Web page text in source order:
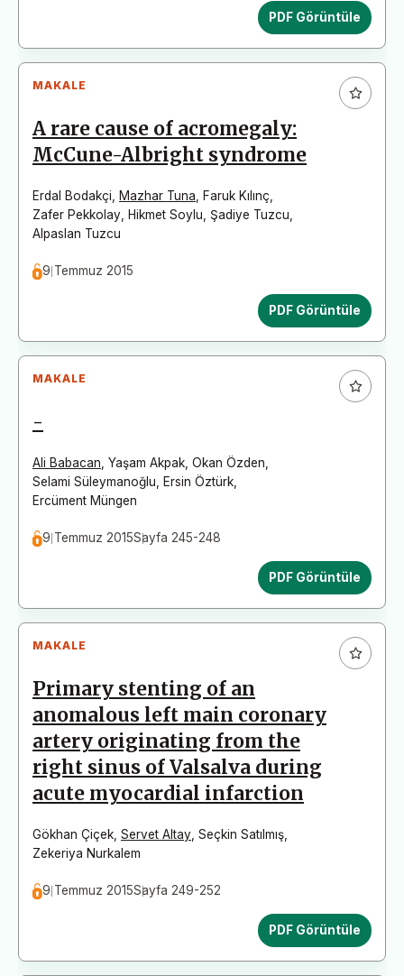
PDF Görüntüle
MAKALE
A rare cause of acromegaly:
McCune-Albright syndrome
Erdal Bodakçi Mazhar Tuna Faruk Kılınç
Zafer Pekkolay
Hikmet Soylu Şadiye Tuzcu
Alpaslan Tuzcu
9 Temmuz 2015
PDF Görüntüle
MAKALE
-
Ali Babacan Yaşam Akpak Okan Özden
Selami Süleymanoğlu
Ersin Öztürk
Ercüment Müngen
9 Temmuz 2015Sayfa 245-248
PDF Görüntüle
MAKALE
Primary stenting of an
anomalous left main coronary
artery originating from the
right sinus of Valsalva during
acute myocardial infarction
Gökhan Çiçek Servet Altay Seçkin Satılmış
Zekeriya Nurkalem
9 Temmuz 2015Sayfa 249-252
PDF Görüntüle